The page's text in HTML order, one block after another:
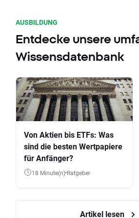
AUSBILDUNG
Entdecke unsere
Wissensdatenbank
Von Aktien bis ETFs: Was
sind die besten Wertpapiere
für Anfänger?
18 Minute(n) Ratgeber
Artikel lesen